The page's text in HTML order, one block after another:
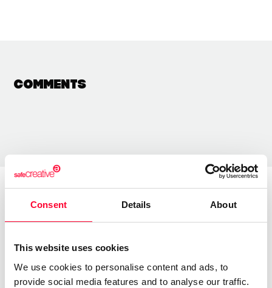
Consent Details About
This website uses cookies
We use cookies to personalise content and ads, to
provide social media features and to analyse our traffic.
Comments
About the creator
/ Literature